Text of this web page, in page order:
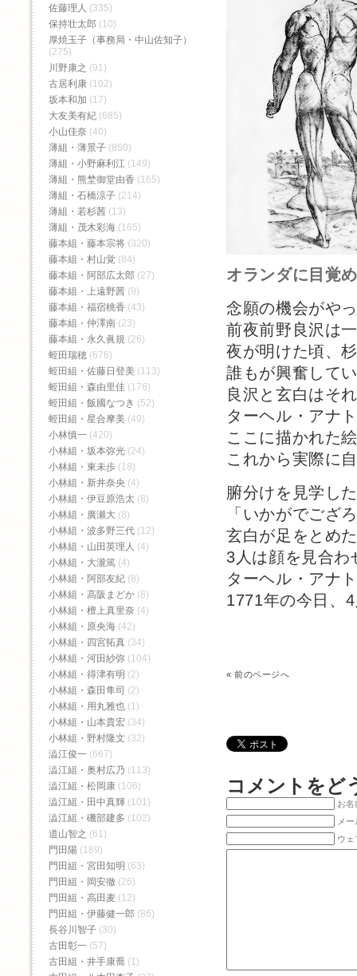
オランダに目覚
念願の機会がや
前夜前野良沢は
夜が明けた頃、
誰もが興奮して
良沢と玄白はそ
ターヘル・アナ
ここに描かれた
これから実際に
腑分けを見学し
「いかがでござ
玄白が足をとめ
3人は顔を見合わ
ターヘル・アナ
1771年の今日、
«前のページへ
コメントをど
お名
メ
ウェ
佐藤理人 (335)
保持壮太郎 (10)
厚焼玉子（事務局・中山佐知子）
(275)
川野康之 (91)
古居利康 (102)
坂本和加 (17)
大友美有紀 (685)
小山佳奈 (40)
薄組・薄景子 (850)
薄組・小野麻利江 (149)
薄組・熊埜御堂由香 (165)
薄組・石橋涼子 (214)
薄組・若杉茜 (13)
薄組・茂木彩海 (165)
藤本組・藤本宗将 (320)
藤本組・村山覚 (84)
藤本組・阿部広太郎 (27)
藤本組・上遠野茜 (9)
藤本組・福宿桃香‬ (43)
藤本組・仲澤南 (23)
藤本組・永久眞規 (26)
蛭田瑞穂 (676)
蛭田組・佐藤日登美 (113)
蛭田組・森由里佳 (176)
蛭田組・飯國なつき (52)
蛭田組・星合摩美 (49)
小林慎一 (420)
小林組・坂本弥光 (24)
小林組・東未歩 (18)
小林組・新井奈央 (4)
小林組・伊豆原浩太 (8)
小林組・廣瀬大 (8)
小林組・波多野三代 (12)
小林組・山田英理人 (4)
小林組・大瀧篤 (4)
小林組・阿部友紀 (8)
小林組・高阪まどか (8)
小林組・檀上真里奈 (4)
小林組・原央海 (42)
小林組・四宮拓真 (34)
小林組・河田紗弥 (104)
小林組・得津有明 (2)
小林組・森田隼司 (2)
小林組・用丸雅也 (1)
小林組・山本貴宏 (34)
小林組・野村隆文 (32)
澁江俊一 (667)
澁江組・奥村広乃 (113)
澁江組・松岡康 (106)
澁江組・田中真輝 (101)
澁江組・磯部建多 (102)
道山智之 (61)
門田陽 (189)
門田組・宮田知明 (63)
門田組・岡安徹 (26)
門田組・高田麦 (12)
門田組・伊藤健一郎 (86)
長谷川智子 (30)
古田彰一 (57)
古田組・井手康喬 (1)